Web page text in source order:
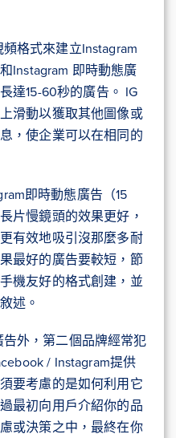
格式來建立Instagram
Instagram 即時動態廣
達15-60秒的廣告。 IG
滑動以獲取其他圖像或
，使企業可以在相同的
即時動態廣告（15
片慢鏡頭的效果更好，
有效地吸引沒那麼多耐
最好的廣告要較短，節
機友好的格式創建，並
述。
外，第二個品牌經常犯
/ Instagram提供
要考慮的是如何利用它
最初向用戶介紹你的品
或決策之中，最終在你